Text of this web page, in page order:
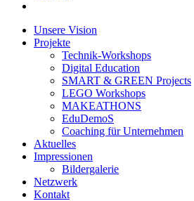
Unsere Vision
Projekte
Technik-Workshops
Digital Education
SMART & GREEN Projects
LEGO Workshops
MAKEATHONS
EduDemoS
Coaching für Unternehmen
Aktuelles
Impressionen
Bildergalerie
Netzwerk
Kontakt